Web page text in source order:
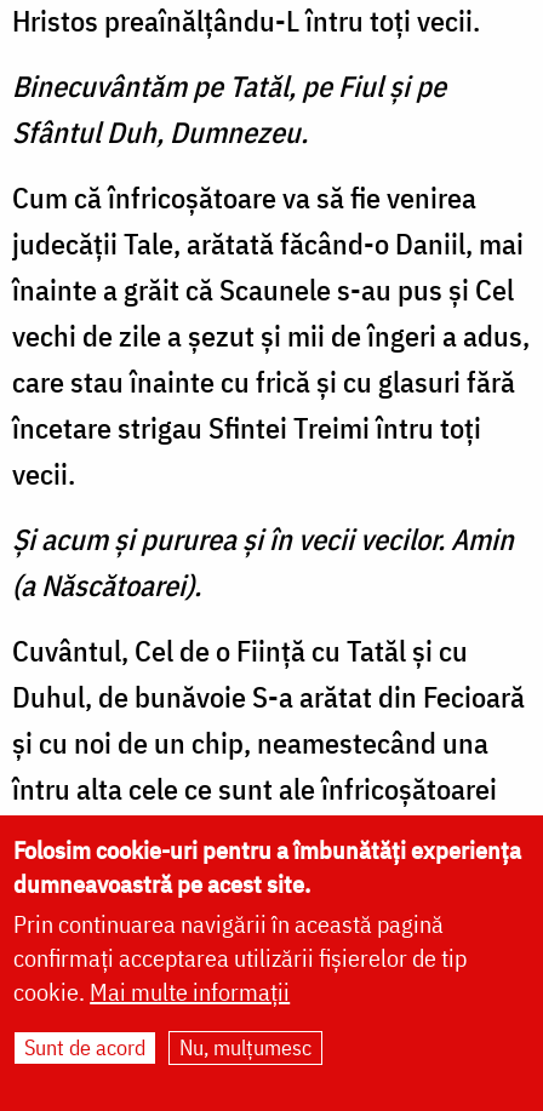
Hristos preaînălţându-L întru toţi vecii.
Binecuvântăm pe Tatăl, pe Fiul şi pe
Sfântul Duh, Dumnezeu.
Cum că înfricoşătoare va să fie venirea
judecăţii Tale, arătată făcând-o Daniil, mai
înainte a grăit că Scaunele s-au pus şi Cel
vechi de zile a şezut şi mii de îngeri a adus,
care stau înainte cu frică şi cu glasuri fără
încetare strigau Sfintei Treimi întru toţi
vecii.
Şi acum şi pururea şi în vecii vecilor. Amin
(a Născătoarei).
Cuvântul, Cel de o Fiinţă cu Tatăl şi cu
Duhul, de bunăvoie S-a arătat din Fecioară
şi cu noi de un chip, neamestecând una
întru alta cele ce sunt ale înfricoşătoarei
uniri, că Unul Acelaşi întru amândoi se
arată. În două firi şi într-Un Ipostas,
Chipului asemănării Căruia ne închinăm
acum.
Să lăudăm, să binecuvântăm şi să ne în
Folosim cookie-uri pentru a îmbunătăți experiența
dumneavoastră pe acest site.
Prin continuarea navigării în această pagină
confirmați acceptarea utilizării fișierelor de tip
cookie. Mai multe informații
Sunt de acord Nu, mulțumesc